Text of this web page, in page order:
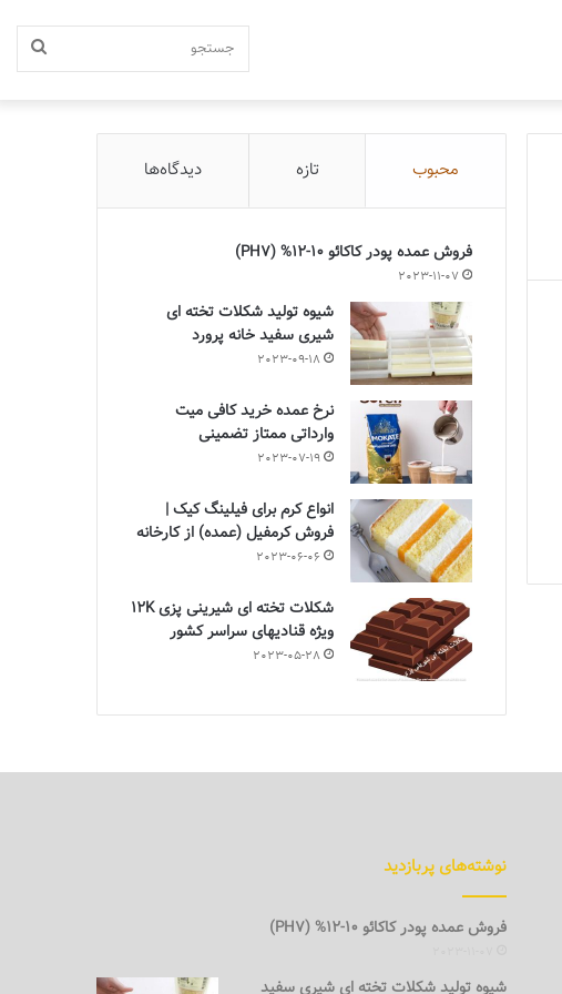
محبوب تازه دیدگاه‌ها
فروش عمده پودر کاکائو 10-12% (PH7)
2023-11-07
شیوه تولید شکلات تخته ای
شیری سفید خانه پرورد
2023-09-18
نرخ عمده خرید کافی میت
وارداتی ممتاز تضمینی
2023-07-19
انواع کرم برای فیلینگ کیک |
فروش کرمفیل (عمده) از کارخانه
2023-06-06
شکلات تخته ای شیرینی پزی 12K
ویژه قنادیهای سراسر کشور
2023-05-28
نوشته‌های پربازدید
فروش عمده پودر کاکائو 10-12% (PH7)
شیوه تولید شکلات تخته ای شیری سفید